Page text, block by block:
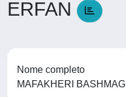
ERFAN
Nome completo
MAFAKHERI